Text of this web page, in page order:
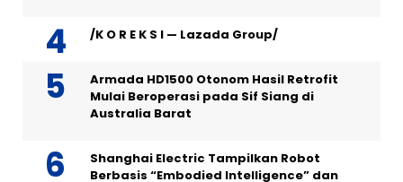
/K O R E K S I — Lazada Group/
Armada HD1500 Otonom Hasil Retrofit
Mulai Beroperasi pada Sif Siang di
Australia Barat
Shanghai Electric Tampilkan Robot
Berbasis “Embodied Intelligence” dan